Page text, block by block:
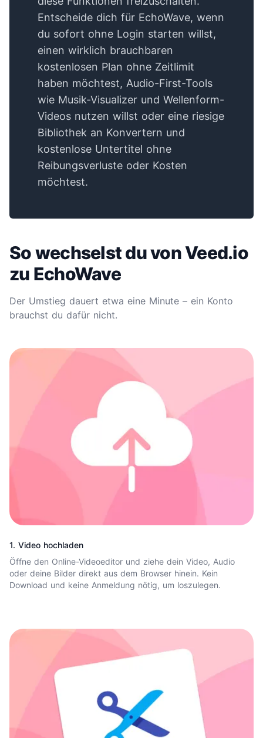
Entscheide dich für EchoWave, wenn
du sofort ohne Login starten willst,
einen wirklich brauchbaren
kostenlosen Plan ohne Zeitlimit
haben möchtest, Audio-First-Tools
wie Musik-Visualizer und Wellenform-
Videos nutzen willst oder eine riesige
Bibliothek an Konvertern und
kostenlose Untertitel ohne
Reibungsverluste oder Kosten
möchtest.
So wechselst du von Veed.io
zu EchoWave
Der Umstieg dauert etwa eine Minute – ein Konto
brauchst du dafür nicht.
1. Video hochladen
Öffne den Online-Videoeditor und ziehe dein Video, Audio
oder deine Bilder direkt aus dem Browser hinein. Kein
Download und keine Anmeldung nötig, um loszulegen.